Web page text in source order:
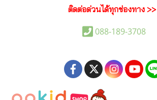
ติดต่อด่วนได้ทุกช่องทาง >>
088-189-3708